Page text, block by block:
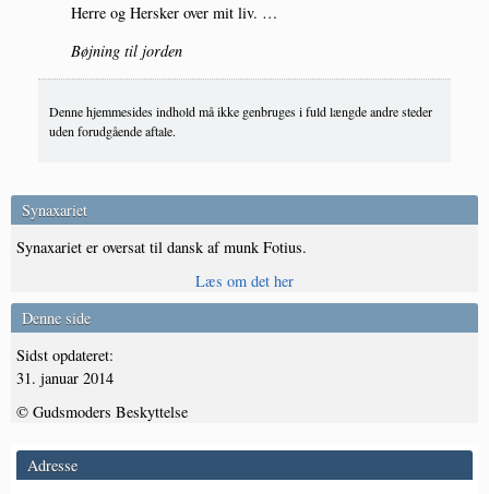
Her­re og Her­sker over mit liv. …
Bøj­ning til jorden
Denne hjemmesides indhold må ikke genbruges i fuld længde andre steder
uden forudgående aftale.
Synaxariet
Synaxariet er oversat til dansk af munk Fotius.
Læs om det her
Denne side
Sidst opdateret:
31. januar 2014
© Gudsmoders Beskyttelse
Adresse